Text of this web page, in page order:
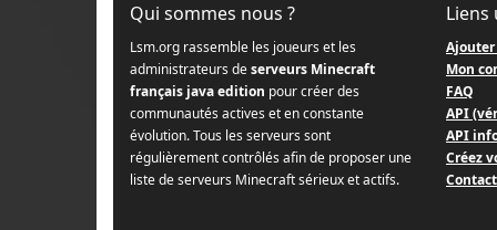
Qui sommes nous ?
Lsm.org rassemble les joueurs et les
administrateurs deserveurs Minecraft
français java edition pour créer des
communautés actives et en constante
évolution. Tous les serveurs sont
régulièrement contrôlés afin de proposer une
liste de serveurs Minecraft sérieux et actifs.
Liens
Mon
FAQ
API
API
Créez
Contact